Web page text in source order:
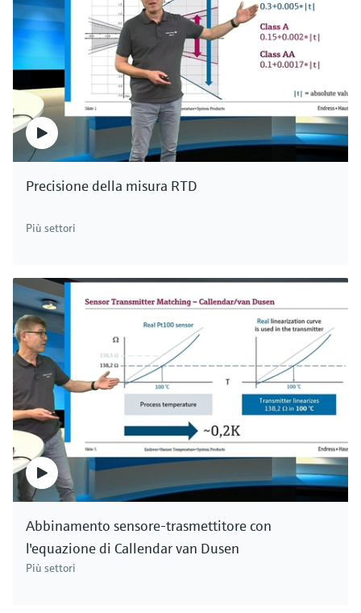
Precisione della misura RTD
Più settori
Abbinamento sensore-trasmettitore con
l'equazione di Callendar van Dusen
Più settori